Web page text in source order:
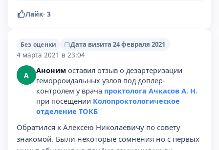
Лайк· 3
Без оценки
Дата визита 24 февраля 2021
4 марта 2021 в 23:04
А Аноним оставил отзыв о дезартеризации
геморроидальных узлов под доплер-
контролем у врача проктолога Ачкасов А. Н.
при посещении Колопроктологическое
отделение ТОКБ
Обратился к Алексею Николаевичу по совету
знакомой. Были некоторые сомнения но с первых